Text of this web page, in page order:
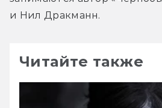
и Нил Дракманн.
Читайте также